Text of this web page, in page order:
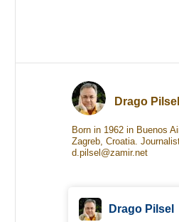
Drago Pilsel
Born in 1962 in Buenos
Zagreb, Croatia.
d.pilsel@zamir.net
Drago Pilsel